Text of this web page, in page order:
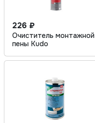
226 ₽
Очиститель монтажной
пены Kudo